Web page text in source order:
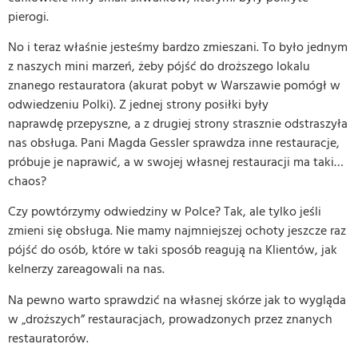
pierogi.
No i teraz właśnie jesteśmy bardzo zmieszani. To było jednym
z naszych mini marzeń, żeby pójść do droższego lokalu
znanego restauratora (akurat pobyt w Warszawie pomógł w
odwiedzeniu Polki). Z jednej strony posiłki były
naprawdę przepyszne, a z drugiej strony strasznie odstraszyła
nas obsługa. Pani Magda Gessler sprawdza inne restauracje,
próbuje je naprawić, a w swojej własnej restauracji ma taki…
chaos?
Czy powtórzymy odwiedziny w Polce? Tak, ale tylko jeśli
zmieni się obsługa. Nie mamy najmniejszej ochoty jeszcze raz
pójść do osób, które w taki sposób reagują na Klientów, jak
kelnerzy zareagowali na nas.
Na pewno warto sprawdzić na własnej skórze jak to wygląda
w „droższych” restauracjach, prowadzonych przez znanych
restauratorów.